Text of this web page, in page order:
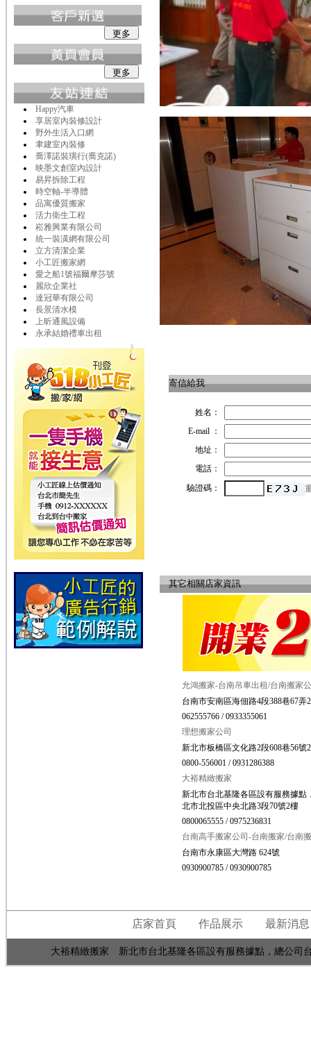
Happy汽車
享居室內裝修設計
野外生活入口網
聿建室內裝修
喬澤諾裝璜行(喬克諾)
映墨文創室內設計
易昇拆除工程
時空軸-半導體
品寓優質搬家
活力衛生工程
崧雅興業有限公司
統一裝潢網有限公司
立方清潔企業
小工匠搬家網
愛之船1號福爾摩莎號
麗欣企業社
達冠華有限公司
長景清水模
上昕通風設備
永承結婚禮車出租
寄信給我
姓名：
E-mail ：
地址：
電話：
驗證碼：
其它相關店家資訊
允鴻搬家-台南吊車出租/台南搬家
台南市安南區海佃路4段388巷67弄
062555766 / 0933355061
理想搬家公司
新北市板橋區文化路2段608巷56號
0800-556001 / 0931286388
大裕精緻搬家
新北市台北基隆各區設有服務據點
北市北投區中央北路3段70號2樓
0800065555 / 0975236831
台南高手搬家公司-台南搬家/台南
台南市永康區大灣路 624號
0930900785 / 0930900785
店家首頁 作品展示 最新消息
大裕精緻搬家 新北市台北基隆各區設有服務據點，總公司